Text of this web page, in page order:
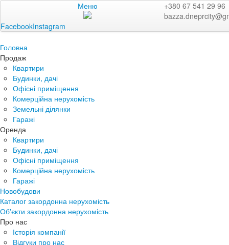
Меню
+380 67 541 29 96
FacebookInstagram
Головна
Продаж
Квартири
Будинки, дачі
Офісні приміщення
Комерційна нерухомість
Земельні ділянки
Гаражі
Оренда
Квартири
Будинки, дачі
Офісні приміщення
Комерційна нерухомість
Гаражі
Новобудови
Каталог закордонна нерухомість
Об'єкти закордонна нерухомість
Про нас
Історія компанії
Відгуки про нас